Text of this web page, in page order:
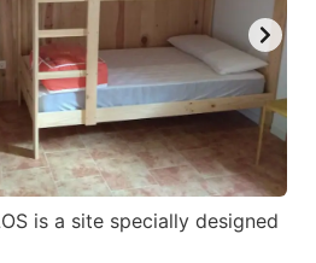
is a site specially designed